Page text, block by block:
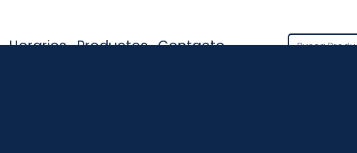
Horarios Productos Contacto